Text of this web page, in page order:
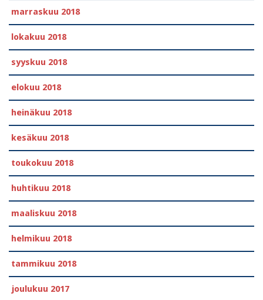
marraskuu 2018
lokakuu 2018
syyskuu 2018
elokuu 2018
heinäkuu 2018
kesäkuu 2018
toukokuu 2018
huhtikuu 2018
maaliskuu 2018
helmikuu 2018
tammikuu 2018
joulukuu 2017